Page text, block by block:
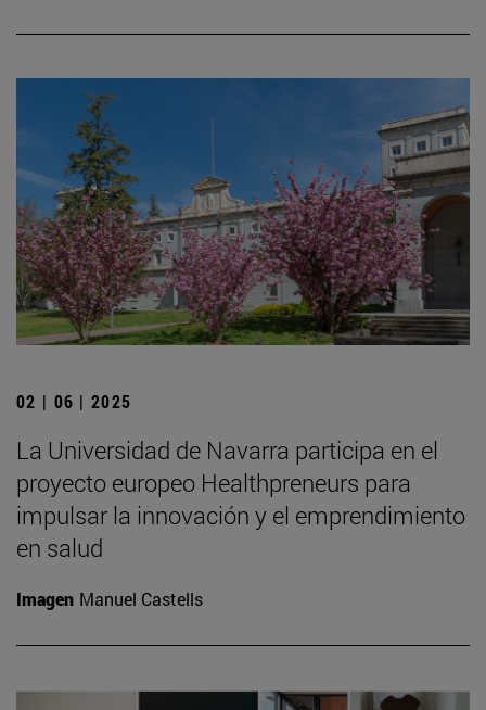
02 | 06 | 2025
La Universidad de Navarra participa en el
proyecto europeo Healthpreneurs para
impulsar la innovación y el emprendimiento
en salud
Imagen Manuel Castells